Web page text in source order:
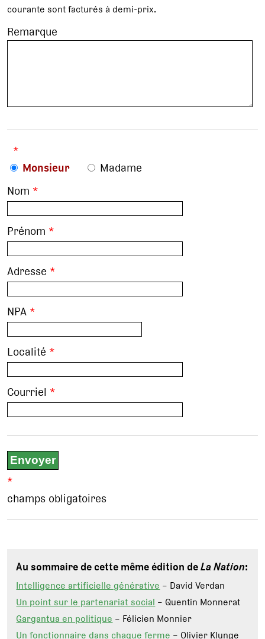
courante sont facturés à demi-prix.
Remarque
*
Monsieur
Madame
Nom *
Prénom *
Adresse *
NPA *
Localité *
Courriel *
*
champs obligatoires
Au sommaire de cette même édition deLa Nation:
Intelligence artificielle générative– David Verdan
Un point sur le partenariat social– Quentin Monnerat
Gargantua en politique– Félicien Monnier
Un fonctionnaire dans chaque ferme– Olivier Klunge